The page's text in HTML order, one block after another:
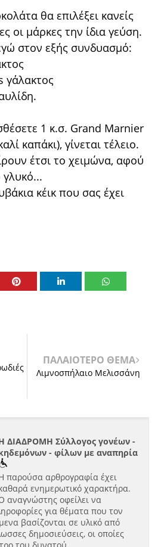
θα επιλέξει κανείς
οι μάρκες την ίδια γεύση.
στον εξής συνδυασμό:
γάλακτος
1 κ.σ. Grand Marnier
καπάκι), γίνεται τέλειο.
έτσι το χειμώνα, αφού
γλυκό...
κέικ που σας έχει
ΠΑΛΑΙΟΤΕΡΟ ΘΕΜΑ
Λιμνοσπήλαιο Μελισσάνη
ΔΙΑΔΡΟΜΗ Σύλλογος γονέων -
- φίλων με αναπηρία
παρούσα αρθρογραφία έχει
ενημερωτικό χαρακτήρα.
αναγνώστης οφείλει να
για θέματα που τον
βασίζονται σε υλικό από
δημοσιεύσεις, οι οποίες